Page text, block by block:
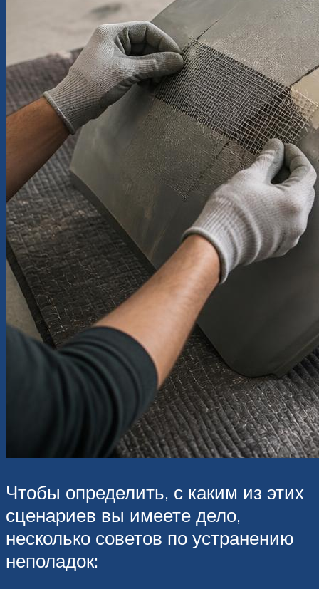
Чтобы определить, с каким из этих
сценариев вы имеете дело,
несколько советов по устранению
неполадок: